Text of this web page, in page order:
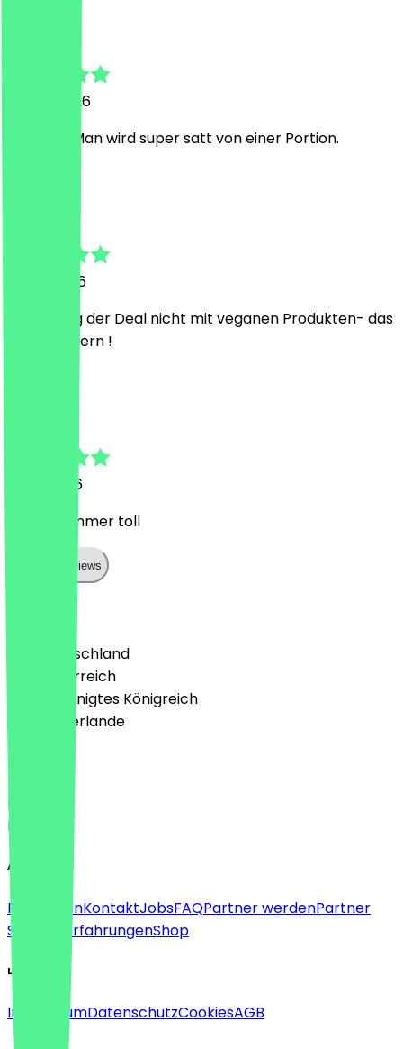
27. Juli 2026
Lecker!!! Man wird super satt von einer Portion.
19. Juli 2026
Leider ging der Deal nicht mit veganen Produkten- das
gerne ändern !
11. Juli 2026
Mit Julia immer toll
Show all reviews
🇩🇪 Deutschland
🇦🇹 Österreich
🇬🇧 Vereinigtes Königreich
🇳🇱 Niederlande
Deutsch
English
About
Für FirmenKontaktJobsFAQPartner werdenPartner
Support
ErfahrungenShop
Legal
ImpressumDatenschutzCookiesAGB